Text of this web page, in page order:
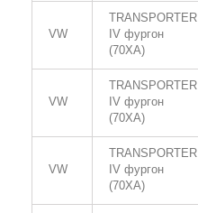
VW
TRANSPORTER
IV фургон
(70XA)
VW
TRANSPORTER
IV фургон
(70XA)
VW
TRANSPORTER
IV фургон
(70XA)